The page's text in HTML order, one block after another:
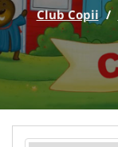
Club Copii /